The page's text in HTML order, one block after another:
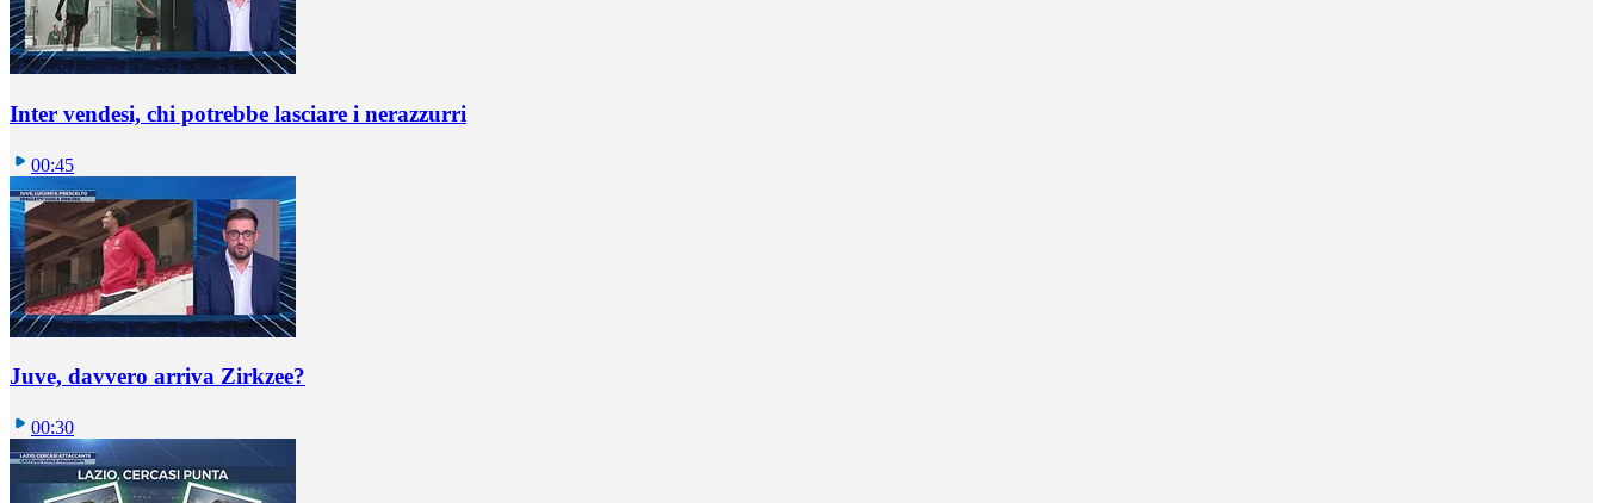
Inter vendesi, chi potrebbe lasciare i nerazzurri
00:45
Juve, davvero arriva Zirkzee?
00:30